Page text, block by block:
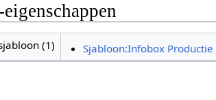
(1) Sjabloon:Infobox Productie